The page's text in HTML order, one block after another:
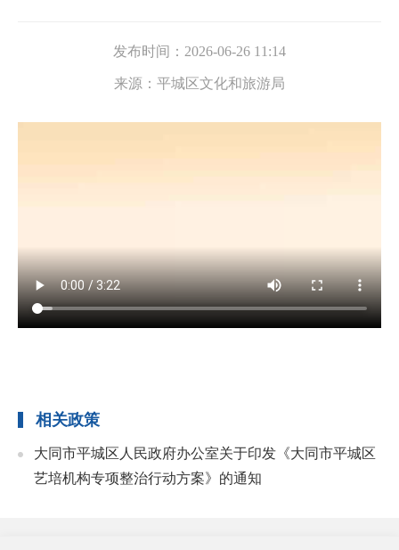
发布时间： 2026-06-26 11:14
来源： 平城区文化和旅游局
相关政策
大同市平城区人民政府办公室关于印发《大同市平城区
艺培机构专项整治行动方案》的通知